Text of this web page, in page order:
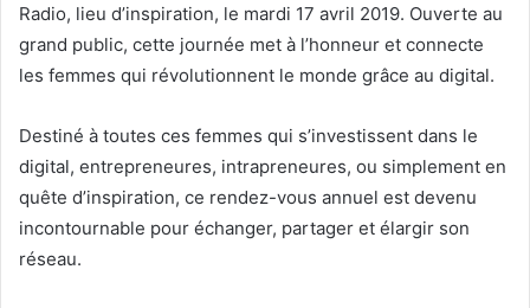
Radio, lieu d’inspiration, le mardi 17 avril 2019. Ouverte au
grand public, cette journée met à l’honneur et connecte
les femmes qui révolutionnent le monde grâce au digital.
Destiné à toutes ces femmes qui s’investissent dans le
digital, entrepreneures, intrapreneures, ou simplement en
quête d’inspiration, ce rendez-vous annuel est devenu
incontournable pour échanger, partager et élargir son
réseau.